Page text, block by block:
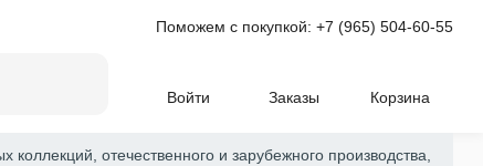
Поможем с покупкой:+7 (965) 504-60-55
Войти Заказы Корзина
отечественного и зарубежного производства,